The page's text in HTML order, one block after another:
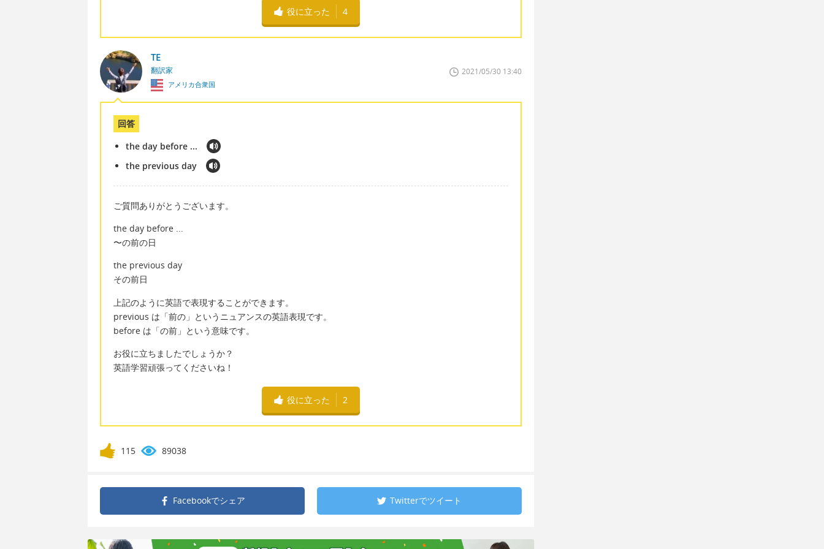
役に立った 4
TE
翻訳家
アメリカ合衆国
2021/05/30 13:40
回答
the day before ...
the previous day
ご質問ありがとうございます。
the day before ...
〜の前の日
the previous day
その前日
上記のように英語で表現することができます。
previous は「前の」というニュアンスの英語表現です。
before は「の前」という意味です。
お役に立ちましたでしょうか？
英語学習頑張ってくださいね！
役に立った 2
115 89038
Facebookでシェア Twitterでツイート